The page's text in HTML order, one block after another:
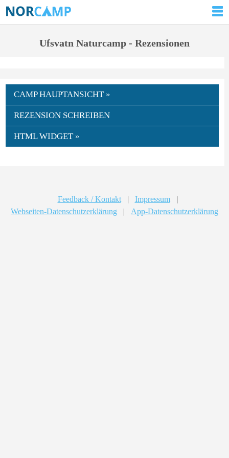
Ufsvatn Naturcamp - Rezensionen
CAMP HAUPTANSICHT »
REZENSION SCHREIBEN
HTML WIDGET »
Feedback / Kontakt | Impressum
|
Webseiten-Datenschutzerklärung
| App-Datenschutzerklärung